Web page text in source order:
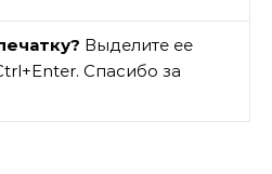
Выделите ее
Спасибо за